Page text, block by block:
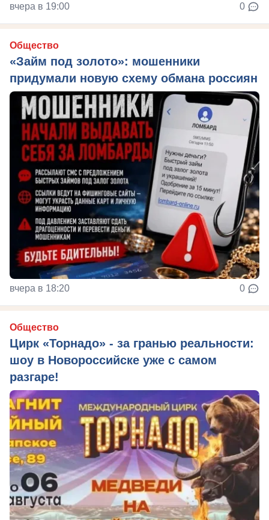
вчера в 19:00 0
Общество
«Займ под золото»: мошенники
придумали новую схему обмана россиян
вчера в 18:20 0
Общество
Цирк «Торнадо» - за гранью реальности:
шоу в Новороссийске уже с самом
разгаре!